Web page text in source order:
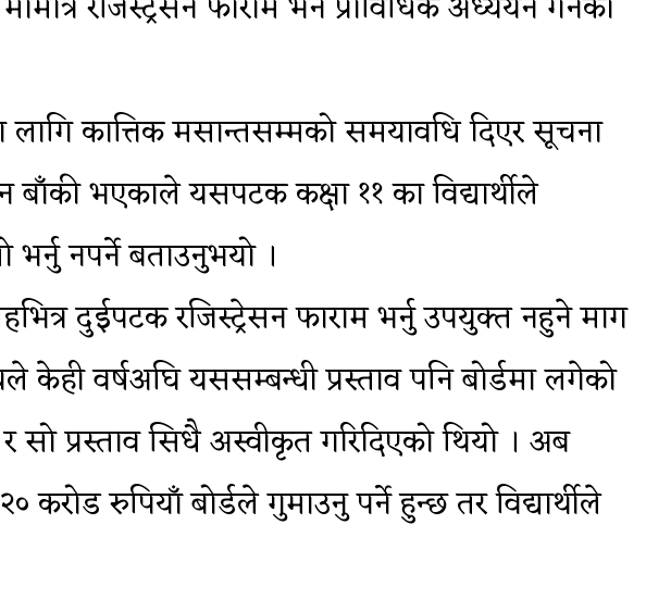
लागि कात्तिक मसान्तसम्मको समयावधि दिएर सूचना
बाँकी भएकाले यसपटक कक्षा ११ का विद्यार्थीले
भर्नु नपर्ने बताउनुभयो ।
दुईपटक रजिस्ट्रेसन फाराम भर्नु उपयुक्त नहुने माग
केही वर्षअघि यससम्बन्धी प्रस्ताव पनि बोर्डमा लगेको
सो प्रस्ताव सिधै अस्वीकृत गरिदिएको थियो । अब
रुपियाँ बोर्डले गुमाउनु पर्ने हुन्छ तर विद्यार्थीले